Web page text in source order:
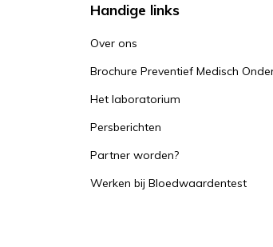
Handige links
Over ons
Brochure Preventief Medisch
Het laboratorium
Persberichten
Partner worden?
Werken bij Bloedwaardentest